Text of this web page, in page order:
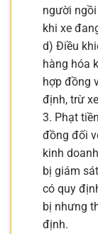
người
khi xe
d) Điều
hàng hóa
hợp đồng
định, trừ
3. Phạt
đồng đối
kinh
bị giám
có quy
bị nhưng
định.